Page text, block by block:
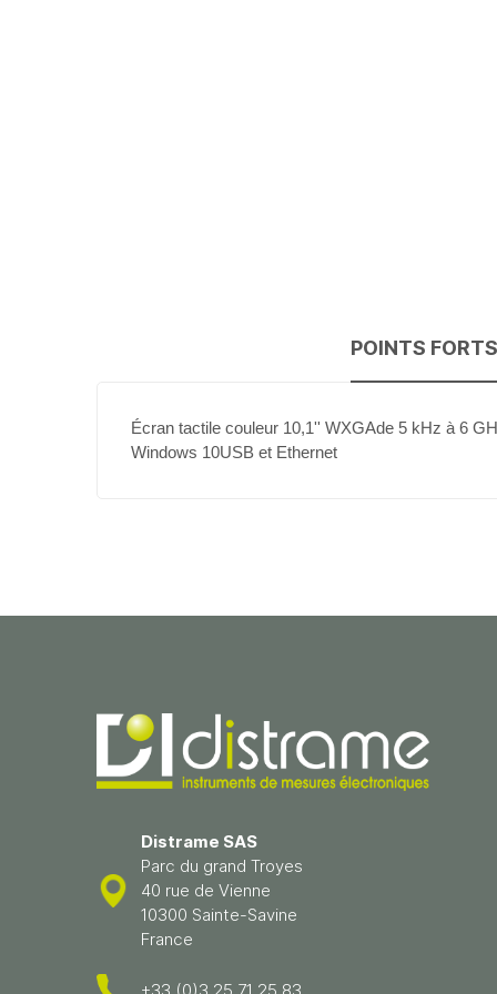
POINTS FORTS
Écran tactile couleur 10,1'' WXGAde 5 kHz à 6
Windows 10USB et Ethernet
Distrame SAS
Parc du grand Troyes
40 rue de Vienne
10300 Sainte-Savine
France